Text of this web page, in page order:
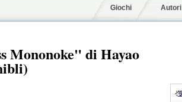
Giochi Autori
Mononoke" di Hayao